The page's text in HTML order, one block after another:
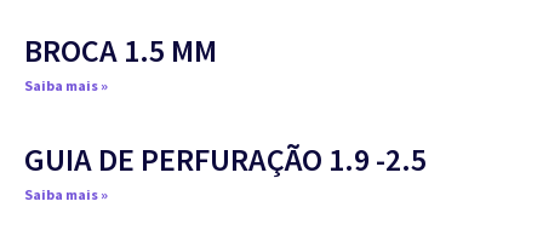
BROCA 1.5 MM
Saiba mais »
GUIA DE PERFURAÇÃO 1.9 -2.5
Saiba mais »